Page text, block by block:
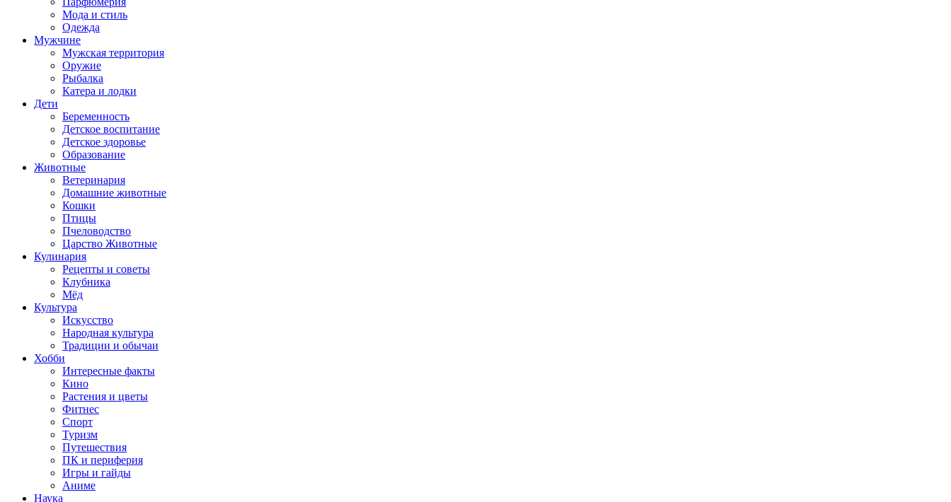
Мода и стиль
Одежда
Мужчине
Мужская территория
Оружие
Рыбалка
Катера и лодки
Дети
Беременность
Детское воспитание
Детское здоровье
Образование
Животные
Ветеринария
Домашние животные
Кошки
Птицы
Пчеловодство
Царство Животные
Кулинария
Рецепты и советы
Клубника
Мёд
Культура
Искусство
Народная культура
Традиции и обычаи
Хобби
Интересные факты
Кино
Растения и цветы
Фитнес
Спорт
Туризм
Путешествия
ПК и периферия
Игры и гайды
Аниме
Наука